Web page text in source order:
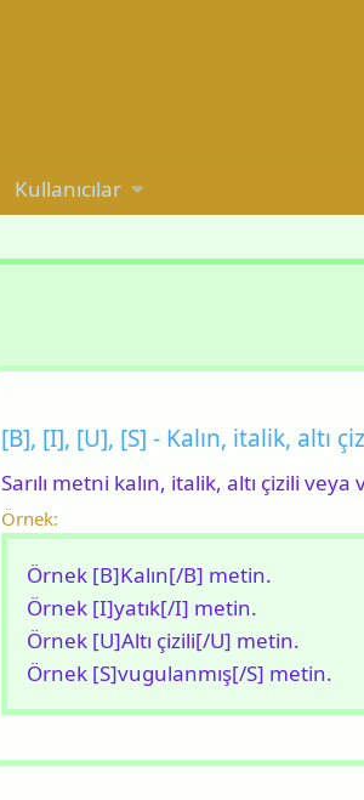
Kullanıcılar
[B], [I], [U], [S] - Kalın, italik, altı
Sarılı metni kalın, italik, altı çizili
Örnek:
Örnek [B]Kalın[/B] metin.
Örnek [I]yatık[/I] metin.
Örnek [U]Altı çizili[/U] metin.
Örnek [S]vugulanmış[/S] metin.